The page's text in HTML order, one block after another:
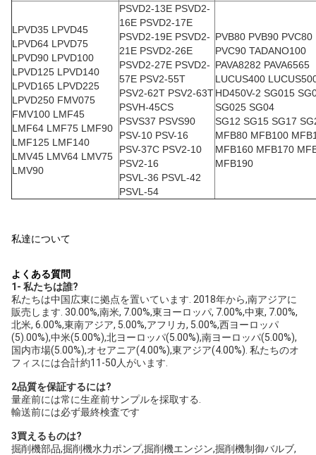
LPVD35 LPVD45
LPVD64 LPVD75
LPVD90 LPVD100
LPVD125 LPVD140
LPVD165 LPVD225
LPVD250 FMV075
FMV100 LMF45
LMF64 LMF75 LMF90
LMF125 LMF140
LMV45 LMV64 LMV75
LMV90
PSVD2-13E PSVD2-
16E PSVD2-17E
PSVD2-19E PSVD2-
21E PSVD2-26E
PSVD2-27E PSVD2-
57E PSV2-55T
PSV2-62T PSV2-63T
PSVH-45CS
PSVS37 PSVS90
PSV-10 PSV-16
PSV-37C PSV2-10
PSV2-16
PSVL-36 PSVL-42
PSVL-54
PVB80 PVB90 PVC80
PVC90 TADANO100
PAVA8282 PAVA6565
LUCUS400
HD450V-2 SG015
SG025 SG04
SG12 SG15 SG17
MFB80 MFB100
MFB160 MFB170
MFB190
私達について
よくある質問
1- 私たちは誰?
私たちは中国広東に拠点を置いています. 2018年から,南アジアに
販売します. 30.00%,南米, 7.00%,東ヨーロッパ, 7.00%,中東, 7.00%,
北米, 6.00%,東南アジア, 5.00%,アフリカ, 5.00%,西ヨーロッパ
(5).00%),中米(5.00%),北ヨーロッパ(5.00%),南ヨーロッパ(5.00%),
国内市場(5.00%),オセアニア(4.00%),東アジア(4.00%). 私たちのオ
フィスには合計約11-50人がいます.
2品質を保証するには?
量産前には常に生産前サンプルを採取する.
輸送前には必ず最終検査です
3買えるものは?
掘削機部品,掘削機水力ポンプ,掘削機エンジン,掘削機制御バルブ,